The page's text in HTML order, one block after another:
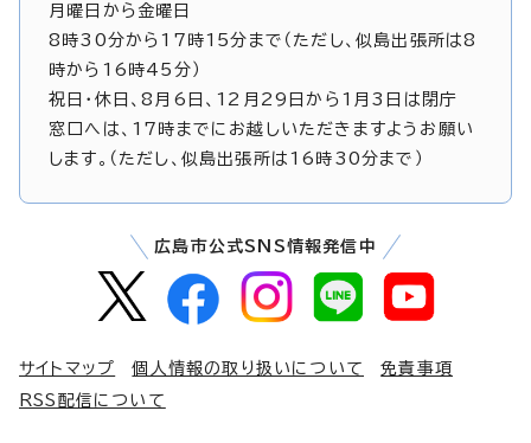
月曜日から金曜日
8時30分から17時15分まで（ただし、似島出張所は8
時から16時45分）
祝日・休日、8月6日、12月29日から1月3日は閉庁
窓口へは、17時までにお越しいただきますようお願い
します。（ただし、似島出張所は16時30分まで）
広島市公式SNS情報発信中
サイトマップ 個人情報の取り扱いについて
免責事項
RSS配信について